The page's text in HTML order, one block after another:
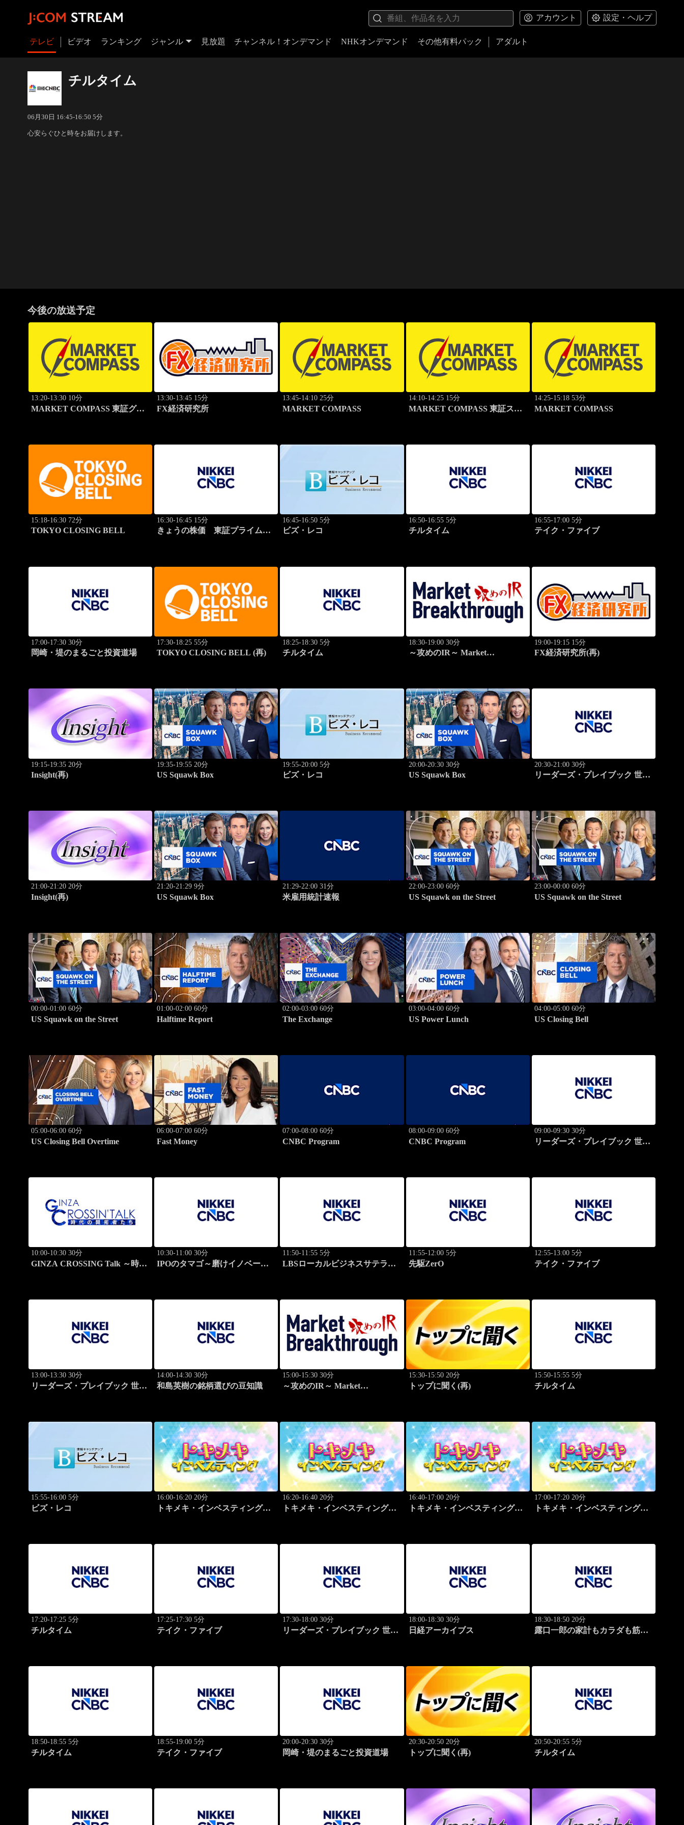
アカウント 設定・ヘルプ
テレビ ビデオ ランキング ジャンル 見放題 チャンネル！オンデマンド NHKオンデマンド その他有料パック アダルト
チルタイム
06月30日 16:45-16:50 5分
心安らぐひと時をお届けします。
今後の放送予定
13:20-13:30 10分
MARKET COMPASS 東証グロ
13:30-13:45 15分
FX経済研究所
13:45-14:10 25分
MARKET COMPASS
14:10-14:25 15分
MARKET COMPASS 東証スタ
14:25-15:18 53分
MARKET COMPASS
15:18-16:30 72分
TOKYO CLOSING BELL
16:30-16:45 15分
きょうの株価 東証プライム 2
16:45-16:50 5分
ビズ・レコ
16:50-16:55 5分
チルタイム
16:55-17:00 5分
テイク・ファイブ
17:00-17:30 30分
岡崎・堤のまるごと投資道場
17:30-18:25 55分
TOKYO CLOSING BELL (再)
18:25-18:30 5分
チルタイム
18:30-19:00 30分
～攻めのIR～ Market
19:00-19:15 15分
FX経済研究所(再)
19:15-19:35 20分
Insight(再)
19:35-19:55 20分
US Squawk Box
19:55-20:00 5分
ビズ・レコ
20:00-20:30 30分
US Squawk Box
20:30-21:00 30分
リーダーズ・プレイブック 世界
21:00-21:20 20分
Insight(再)
21:20-21:29 9分
US Squawk Box
21:29-22:00 31分
米雇用統計速報
22:00-23:00 60分
US Squawk on the Street
23:00-00:00 60分
US Squawk on the Street
00:00-01:00 60分
US Squawk on the Street
01:00-02:00 60分
Halftime Report
02:00-03:00 60分
The Exchange
03:00-04:00 60分
US Power Lunch
04:00-05:00 60分
US Closing Bell
05:00-06:00 60分
US Closing Bell Overtime
06:00-07:00 60分
Fast Money
07:00-08:00 60分
CNBC Program
08:00-09:00 60分
CNBC Program
09:00-09:30 30分
リーダーズ・プレイブック 世界
10:00-10:30 30分
GINZA CROSSING Talk ～時代
10:30-11:00 30分
IPOのタマゴ～磨けイノベーシ
11:50-11:55 5分
LBSローカルビジネスサテライ
11:55-12:00 5分
先駆ZerO
12:55-13:00 5分
テイク・ファイブ
13:00-13:30 30分
リーダーズ・プレイブック 世界
14:00-14:30 30分
和島英樹の銘柄選びの豆知識
15:00-15:30 30分
～攻めのIR～ Market
15:30-15:50 20分
トップに聞く(再)
15:50-15:55 5分
チルタイム
15:55-16:00 5分
ビズ・レコ
16:00-16:20 20分
トキメキ・インベスティング・
16:20-16:40 20分
トキメキ・インベスティング・
16:40-17:00 20分
トキメキ・インベスティング・
17:00-17:20 20分
トキメキ・インベスティング・
17:20-17:25 5分
チルタイム
17:25-17:30 5分
テイク・ファイブ
17:30-18:00 30分
リーダーズ・プレイブック 世界
18:00-18:30 30分
日経アーカイブス
18:30-18:50 20分
露口一郎の家計もカラダも筋肉
18:50-18:55 5分
チルタイム
18:55-19:00 5分
テイク・ファイブ
20:00-20:30 30分
岡崎・堤のまるごと投資道場
20:30-20:50 20分
トップに聞く(再)
20:50-20:55 5分
チルタイム